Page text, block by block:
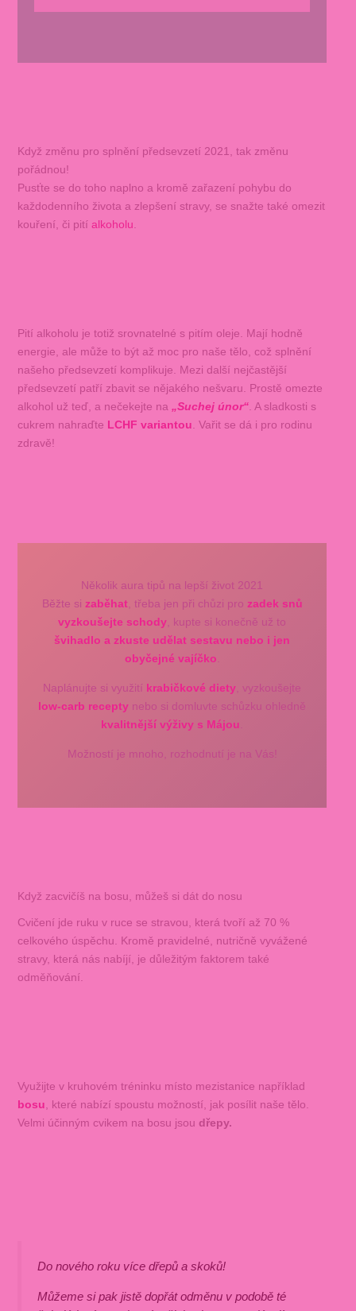
Když změnu pro splnění předsevzetí 2021, tak změnu
pořádnou!
Pusťte se do toho naplno a kromě zařazení pohybu do
každodenního života a zlepšení stravy, se snažte také omezit
kouření, či pití alkoholu
Pití alkoholu je totiž srovnatelné s pitím oleje. Mají hodně
energie, ale může to být až moc pro naše tělo, což splnění
našeho předsevzetí komplikuje. Mezi další nejčastější
předsevzetí patří zbavit se nějakého nešvaru. Prostě omezte
alkohol už teď, a nečekejte na „Suchej únor“. A sladkosti s
cukrem nahraďte LCHF variantou . Vařit se dá i pro rodinu
zdravě!
Několik aura tipů na lepší život 2021
Běžte si zaběhat, třeba jen při chůzi pro zadek snů
vyzkoušejte schody , kupte si konečně už to
švihadlo a zkuste udělat sestavu nebo i jen
obyčejné vajíčko
Naplánujte si využití krabičkové diety , vyzkoušejte
low-carb recepty nebo si domluvte schůzku ohledně
kvalitnější výživy s Májou
Možností je mnoho, rozhodnutí je na Vás!
Když zacvičíš na bosu, můžeš si dát do nosu
Cvičení jde ruku v ruce se stravou, která tvoří až 70 %
celkového úspěchu. Kromě pravidelné, nutričně vyvážené
stravy, která nás nabíjí, je důležitým faktorem také
odměňování.
Využijte v kruhovém tréninku místo mezistanice například
bosu , které nabízí spoustu možností, jak posílit naše tělo.
Velmi účinným cvikem na bosu jsou dřepy.
Do nového roku více dřepů a skoků!
Můžeme si pak jistě dopřát odměnu v podobě té